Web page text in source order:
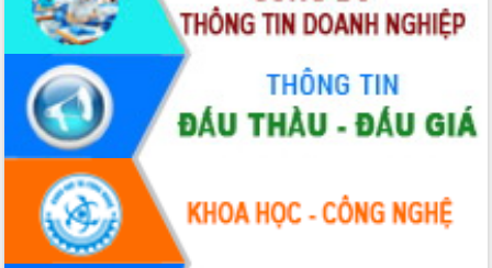
Quyết liệt tháo gỡ vướng mắc, đẩy
nhanh tiến độ các dự án trọng điểm
trong Khu kinh tế Nam Phú Yên
Hòn Yến phát triển du lịch gắn với bảo
tồn biển
Lấy ý kiến điều chỉnh Quy hoạch tỉnh
Đắk Lắk thời kỳ 2021-2030, tầm nhìn
đến năm 2050
Phát động chiến dịch 30 ngày đêm
giải phóng mặt bằng Tuyến đường bộ
ven biển